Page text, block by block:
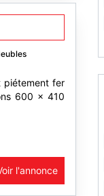
piétement fer
600 x 410
l'annonce